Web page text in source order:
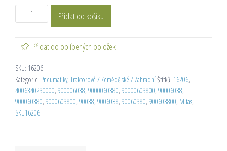
Přidat do košíku
Přidat do oblíbených položek
SKU: 16206
Kategorie: Pneumatiky, Traktorové / Zemědělské / ZahradníŠtítků: 16206,
4006340230000, 900006038, 9000060380, 90000603800, 90006038,
900060380, 9000603800, 90038, 9006038, 90060380, 900603800, Mitas,
SKU16206